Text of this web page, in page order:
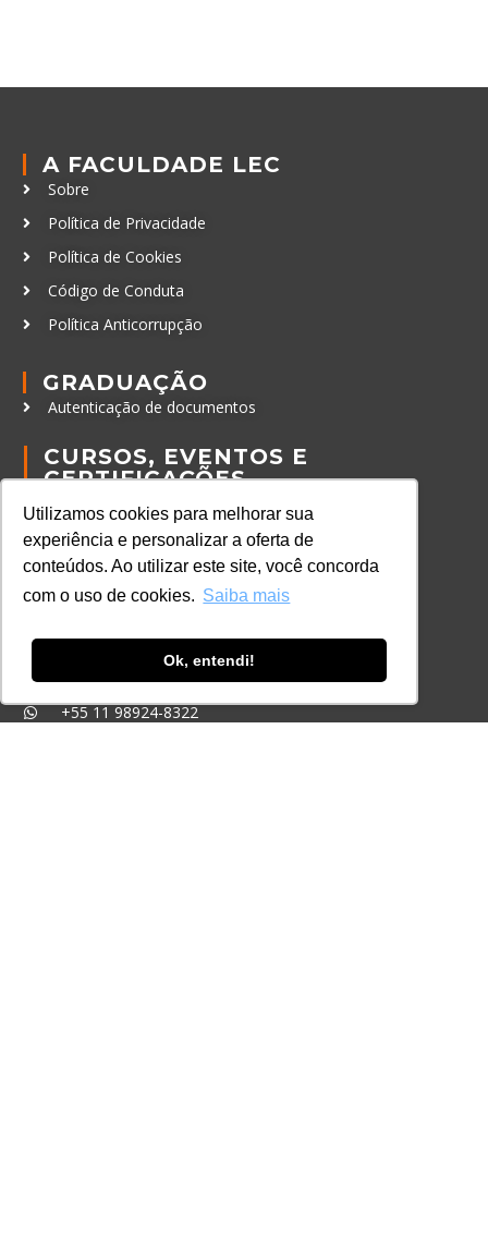
Utilizamos cookies para melhorar sua
experiência e personalizar a oferta de
conteúdos. Ao utilizar este site, você concorda
com o uso de cookies. Saiba mais
Ok, entendi!
A FACULDADE LEC
Sobre
Política de Privacidade
Política de Cookies
Código de Conduta
Política Anticorrupção
GRADUAÇÃO
Autenticação de documentos
CURSOS, EVENTOS E
CERTIFICAÇÕES
Online
In Company
Eventos
Certificações
CONTATO
+55 11 3259-2837
+55 11 98924-8322